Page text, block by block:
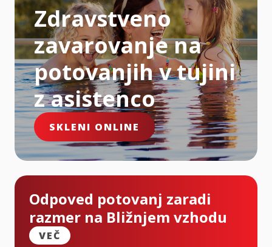
Zdravstveno
zavarovanje na
potovanjih v tujini
z asistenco
SKLENI ONLINE
Odpoved potovanj zaradi
razmer na Bližnjem vzhodu
VEČ